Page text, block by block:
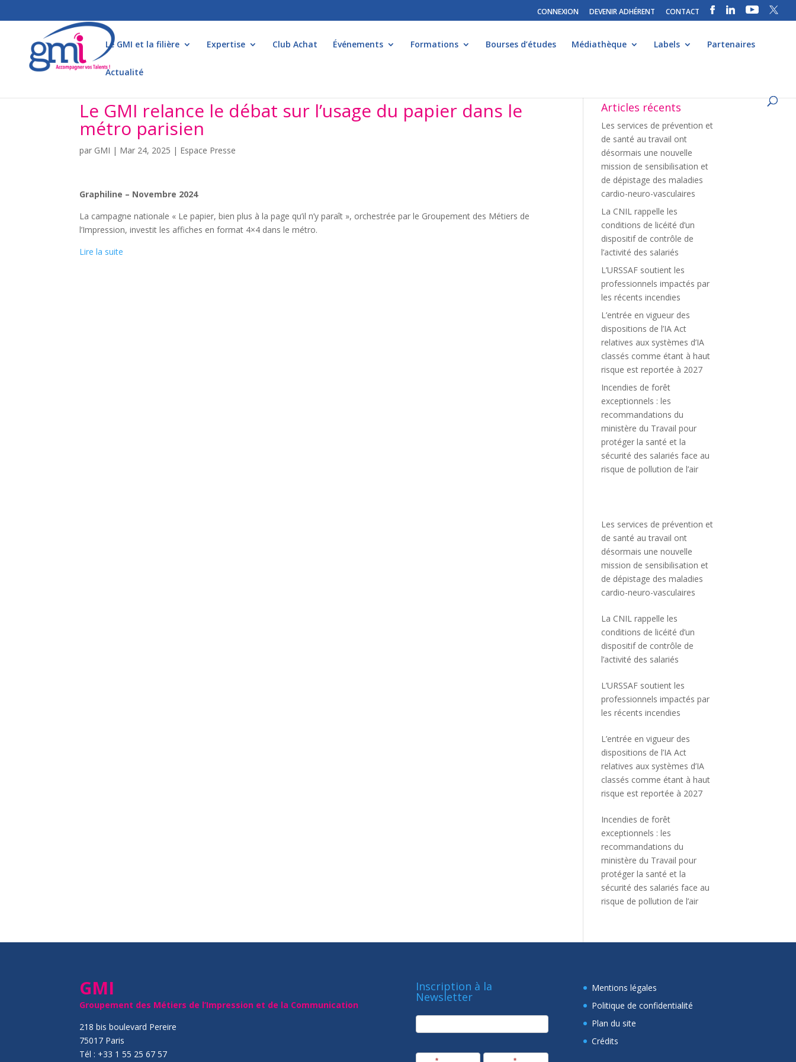
CONNEXION DEVENIR ADHÉRENT CONTACT
Le GMI et la filière Expertise Club Achat Événements Formations Bourses d’études Médiathèque Labels Partenaires
Actualité
Le GMI relance le débat sur l’usage du papier dans le
métro parisien
par GMI | Mar 24, 2025 | Espace Presse
Graphiline – Novembre 2024
La campagne nationale « Le papier, bien plus à la page qu’il n’y paraît », orchestrée par le Groupement des Métiers de
l’Impression, investit les affiches en format 4×4 dans le métro.
Lire la suite
Articles récents
Les services de prévention et
de santé au travail ont
désormais une nouvelle
mission de sensibilisation et
de dépistage des maladies
cardio-neuro-vasculaires
La CNIL rappelle les
conditions de licéité d’un
dispositif de contrôle de
l’activité des salariés
L’URSSAF soutient les
professionnels impactés par
les récents incendies
L’entrée en vigueur des
dispositions de l’IA Act
relatives aux systèmes d’IA
classés comme étant à haut
risque est reportée à 2027
Incendies de forêt
exceptionnels : les
recommandations du
ministère du Travail pour
protéger la santé et la
sécurité des salariés face au
risque de pollution de l’air
Les services de prévention et
de santé au travail ont
désormais une nouvelle
mission de sensibilisation et
de dépistage des maladies
cardio-neuro-vasculaires
La CNIL rappelle les
conditions de licéité d’un
dispositif de contrôle de
l’activité des salariés
L’URSSAF soutient les
professionnels impactés par
les récents incendies
L’entrée en vigueur des
dispositions de l’IA Act
relatives aux systèmes d’IA
classés comme étant à haut
risque est reportée à 2027
Incendies de forêt
exceptionnels : les
recommandations du
ministère du Travail pour
protéger la santé et la
sécurité des salariés face au
risque de pollution de l’air
GMI
Groupement des Métiers de l’Impression et de la Communication
218 bis boulevard Pereire
75017 Paris
Tél : +33 1 55 25 67 57
Inscription à la
Newsletter
newsletter
Mentions légales
Politique de confidentialité
Plan du site
Crédits